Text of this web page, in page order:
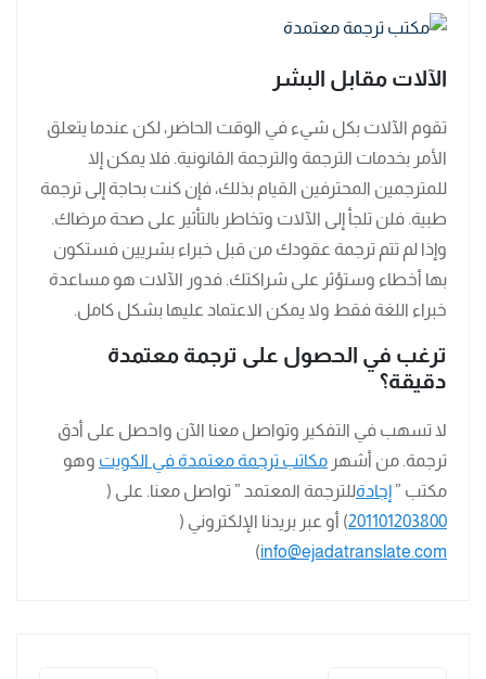
الآلات مقابل البشر
تقوم الآلات بكل شيء في الوقت الحاضر، لكن عندما يتعلق
الأمر بخدمات الترجمة والترجمة القانونية. فلا يمكن إلا
للمترجمين المحترفين القيام بذلك، فإن كنت بحاجة إلى ترجمة
طبية. فلن تلجأ إلى الآلات وتخاطر بالتأثير على صحة مرضاك.
وإذا لم تتم ترجمة عقودك من قبل خبراء بشريين فستكون
بها أخطاء وستؤثر على شراكتك. فدور الآلات هو مساعدة
خبراء اللغة فقط ولا يمكن الاعتماد عليها بشكل كامل.
ترغب في الحصول على ترجمة معتمدة
دقيقة؟
لا تسهب في التفكير وتواصل معنا الآن واحصل على أدق
ترجمة. من أشهر مكاتب ترجمة معتمدة في الكويت وهو
مكتب ” إجادةللترجمة المعتمد ” تواصل معنا. على (
201101203800) أو عبر بريدنا الإلكتروني (
info@ejadatranslate.com
)